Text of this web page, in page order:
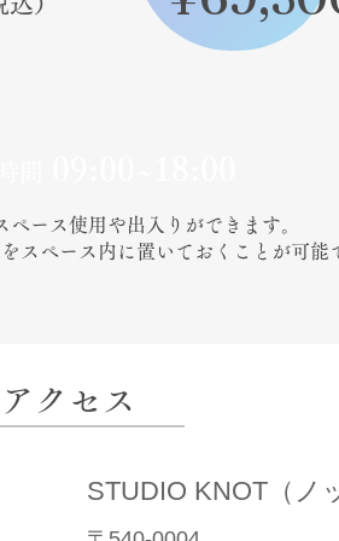
ペース使用や出入りができます。
スペース内に置いておくことが可能
アクセス
STUDIO KNOT（ノ